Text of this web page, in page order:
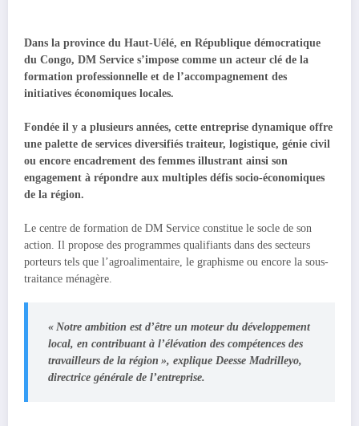
Dans la province du Haut-Uélé, en République démocratique
du Congo, DM Service s’impose comme un acteur clé de la
formation professionnelle et de l’accompagnement des
initiatives économiques locales.
Fondée il y a plusieurs années, cette entreprise dynamique offre
une palette de services diversifiés traiteur, logistique, génie civil
ou encore encadrement des femmes illustrant ainsi son
engagement à répondre aux multiples défis socio-économiques
de la région.
Le centre de formation de DM Service constitue le socle de son
action. Il propose des programmes qualifiants dans des secteurs
porteurs tels que l’agroalimentaire, le graphisme ou encore la sous-
traitance ménagère.
« Notre ambition est d’être un moteur du développement
local, en contribuant à l’élévation des compétences des
travailleurs de la région », explique Deesse Madrilleyo,
directrice générale de l’entreprise.